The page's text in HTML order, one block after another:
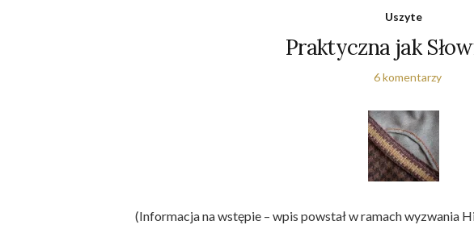
Uszyte
Praktyczna jak
6 komentarzy
(Informacja na wstępie – wpis powstał w ramach wyzwania